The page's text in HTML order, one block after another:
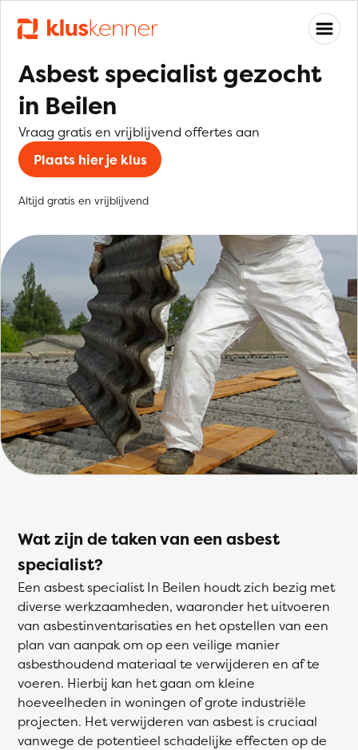
Asbest specialist gezocht
in Beilen
Vraag gratis en vrijblijvend offertes aan
Plaats hier je klus
Altijd gratis en vrijblijvend
Wat zijn de taken van een asbest
specialist?
Een asbest specialist In Beilen houdt zich bezig met
diverse werkzaamheden, waaronder het uitvoeren
van asbestinventarisaties en het opstellen van een
plan van aanpak om op een veilige manier
asbesthoudend materiaal te verwijderen en af te
voeren. Hierbij kan het gaan om kleine
hoeveelheden in woningen of grote industriële
projecten. Het verwijderen van asbest is cruciaal
vanwege de potentieel schadelijke effecten op de